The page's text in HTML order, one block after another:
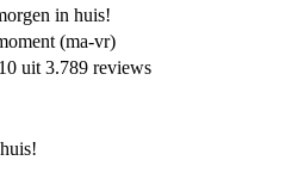
in huis!
(ma-vr)
uit 3.789 reviews